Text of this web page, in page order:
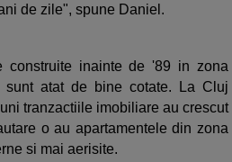
de zile", spune Daniel.
construite inainte de '89 in zona
atat de bine cotate. La Cluj
tranzactiile imobiliare au crescut
o au apartamentele din zona
si mai aerisite.